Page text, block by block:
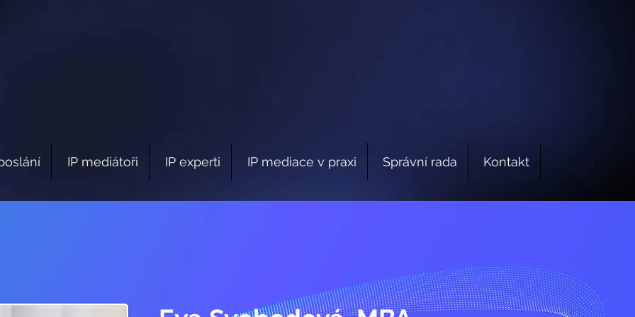
IP mediátoři IP experti IP mediace v praxi Správní rada Kontakt